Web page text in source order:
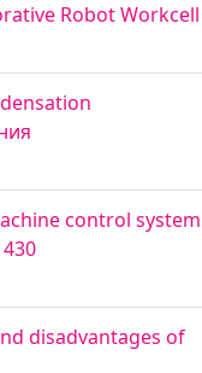
Robot Workcell
control system
disadvantages of